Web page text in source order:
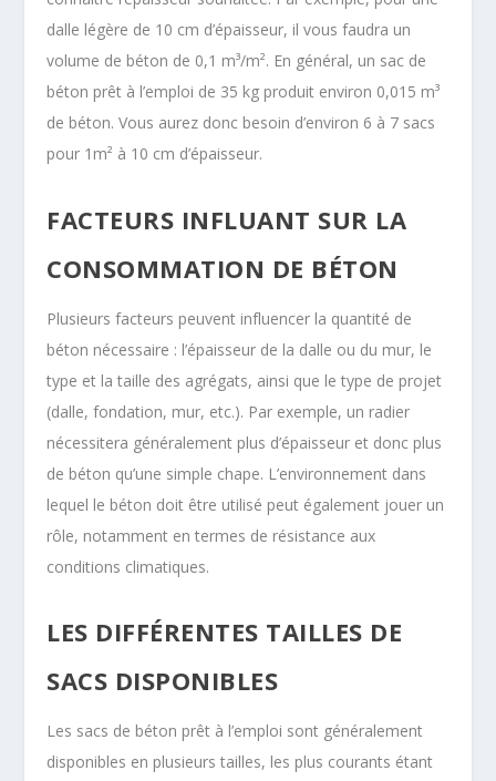
dalle légère de 10 cm d’épaisseur, il vous faudra un
volume de béton de 0,1 m³/m². En général, un sac de
béton prêt à l’emploi de 35 kg produit environ 0,015 m³
de béton. Vous aurez donc besoin d’environ 6 à 7 sacs
pour 1m² à 10 cm d’épaisseur.
FACTEURS INFLUANT SUR LA
CONSOMMATION DE BÉTON
Plusieurs facteurs peuvent influencer la quantité de
béton nécessaire : l’épaisseur de la dalle ou du mur, le
type et la taille des agrégats, ainsi que le type de projet
(dalle, fondation, mur, etc.). Par exemple, un radier
nécessitera généralement plus d’épaisseur et donc plus
de béton qu’une simple chape. L’environnement dans
lequel le béton doit être utilisé peut également jouer un
rôle, notamment en termes de résistance aux
conditions climatiques.
LES DIFFÉRENTES TAILLES DE
SACS DISPONIBLES
Les sacs de béton prêt à l’emploi sont généralement
disponibles en plusieurs tailles, les plus courants étant